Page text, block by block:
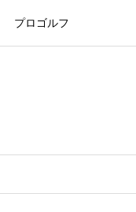
プロゴルフ